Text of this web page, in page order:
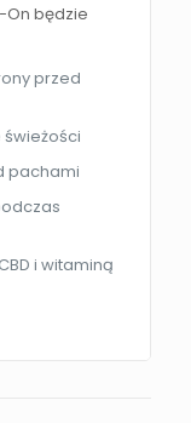
On będzie
przed
świeżości
pachami
i witaminą